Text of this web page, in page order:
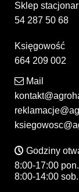
Sklep
54 287 50 68
Księgowość
664 209 002
Mail
Godziny
8:00-17:00
8:00-14:00 sob.